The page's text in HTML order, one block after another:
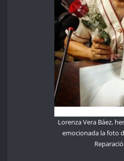
Lorenza Vera Báez,
emocionada la foto